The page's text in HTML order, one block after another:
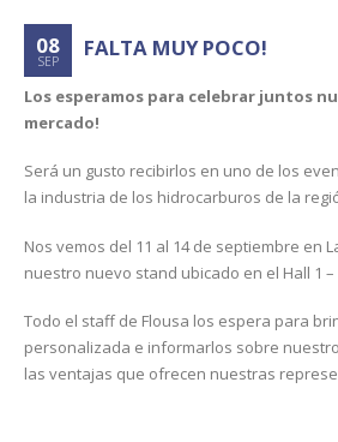
08
SEP FALTA MUY POCO!
Los esperamos para celebrar juntos
mercado!
Será un gusto recibirlos en uno de los
la industria de los hidrocarburos de la
Nos vemos del 11 al 14 de septiembre en
nuestro nuevo stand ubicado en el Hall 1 –
Todo el staff de Flousa los espera para
personalizada e informarlos sobre
las ventajas que ofrecen nuestras